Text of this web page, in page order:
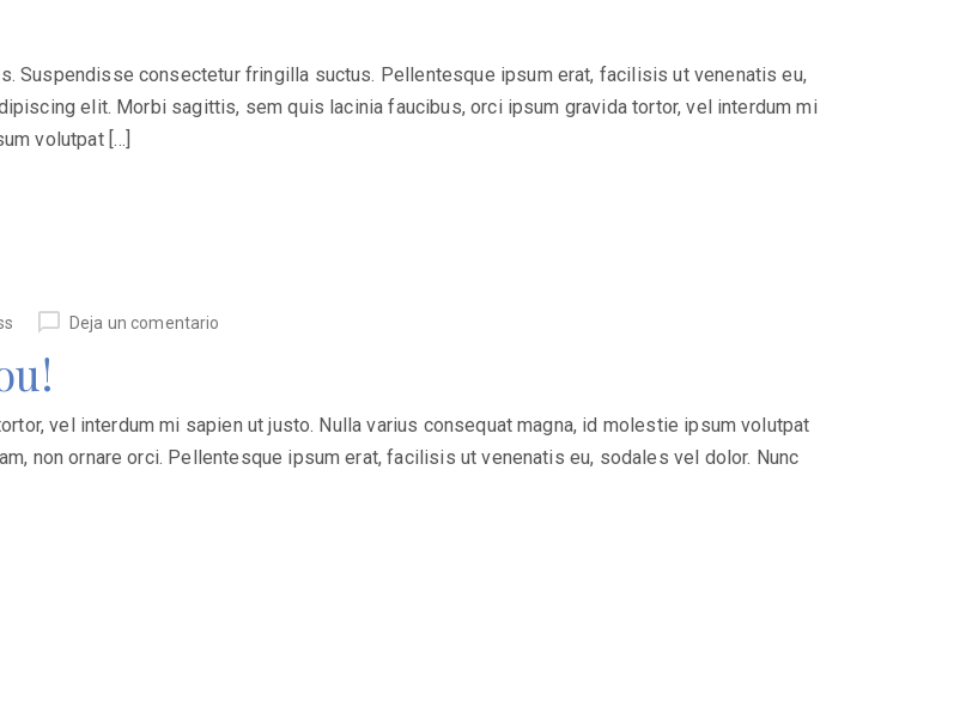
Suspendisse consectetur fringilla suctus. Pellentesque ipsum erat, facilisis ut venenatis eu,
elit. Morbi sagittis, sem quis lacinia faucibus, orci ipsum gravida tortor, vel interdum mi
volutpat […]
Deja un comentario
vel interdum mi sapien ut justo. Nulla varius consequat magna, id molestie ipsum volutpat
non ornare orci. Pellentesque ipsum erat, facilisis ut venenatis eu, sodales vel dolor. Nunc